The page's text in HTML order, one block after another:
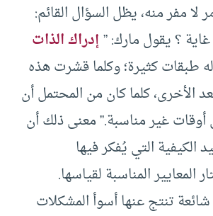
لا مفر منه، يظل السؤال القائم:
غاية ؟ يقول مارك: ”إدراك الذات
طبقات كثيرة؛ وكلما قشرت هذه
الأخرى، كلما كان من المحتمل أن
غير مناسبة.” معنى ذلك أن
الكيفية التي يُفكر فيها
المعايير المناسبة لقياسها.
تنتج عنها أسوأ المشكلات